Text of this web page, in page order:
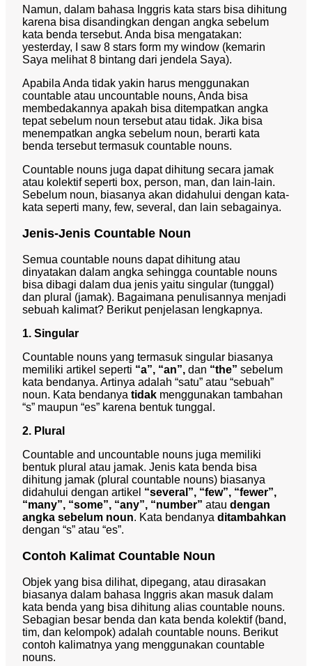
Namun, dalam bahasa Inggris kata stars bisa dihitung
karena bisa disandingkan dengan angka sebelum
kata benda tersebut. Anda bisa mengatakan:
yesterday, I saw 8 stars form my window (kemarin
Saya melihat 8 bintang dari jendela Saya).
Apabila Anda tidak yakin harus menggunakan
countable atau uncountable nouns, Anda bisa
membedakannya apakah bisa ditempatkan angka
tepat sebelum noun tersebut atau tidak. Jika bisa
menempatkan angka sebelum noun, berarti kata
benda tersebut termasuk countable nouns.
Countable nouns juga dapat dihitung secara jamak
atau kolektif seperti box, person, man, dan lain-lain.
Sebelum noun, biasanya akan didahului dengan kata-
kata seperti many, few, several, dan lain sebagainya.
Jenis-Jenis Countable Noun
Semua countable nouns dapat dihitung atau
dinyatakan dalam angka sehingga countable nouns
bisa dibagi dalam dua jenis yaitu singular (tunggal)
dan plural (jamak). Bagaimana penulisannya menjadi
sebuah kalimat? Berikut penjelasan lengkapnya.
1. Singular
Countable nouns yang termasuk singular biasanya
memiliki artikel seperti “a”, “an”, dan “the” sebelum
kata bendanya. Artinya adalah “satu” atau “sebuah”
noun. Kata bendanya tidak menggunakan tambahan
“s” maupun “es” karena bentuk tunggal.
2. Plural
Countable and uncountable nouns juga memiliki
bentuk plural atau jamak. Jenis kata benda bisa
dihitung jamak (plural countable nouns) biasanya
didahului dengan artikel “several”, “few”, “fewer”,
“many”, “some”, “any”, “number” atau dengan
angka sebelum noun. Kata bendanya ditambahkan
dengan “s” atau “es”.
Contoh Kalimat Countable Noun
Objek yang bisa dilihat, dipegang, atau dirasakan
biasanya dalam bahasa Inggris akan masuk dalam
kata benda yang bisa dihitung alias countable nouns.
Sebagian besar benda dan kata benda kolektif (band,
tim, dan kelompok) adalah countable nouns. Berikut
contoh kalimatnya yang menggunakan countable
nouns.